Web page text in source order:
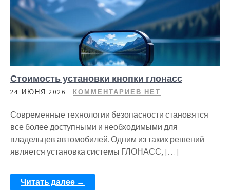
Стоимость установки кнопки глонасс
24 ИЮНЯ 2026 КОММЕНТАРИЕВ НЕТ
Современные технологии безопасности становятся
все более доступными и необходимыми для
владельцев автомобилей. Одним из таких решений
является установка системы ГЛОНАСС, […]
Читать далее →